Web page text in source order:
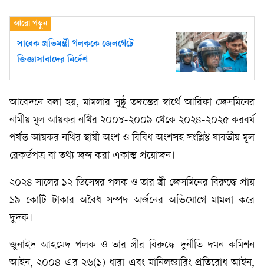
সাবেক প্রতিমন্ত্রী পলককে জেলগেটে
জিজ্ঞাসাবাদের নির্দেশ
আবেদনে বলা হয়, মামলার সুষ্ঠু তদন্তের স্বার্থে আরিফা জেসমিনের
নামীয় মূল আয়কর নথির ২০০৮-২০০৯ থেকে ২০২৪-২০২৫ করবর্ষ
পর্যন্ত আয়কর নথির স্থায়ী অংশ ও বিবিধ অংশসহ সংশ্লিষ্ট যাবতীয় মূল
রেকর্ডপত্র বা তথ্য জব্দ করা একান্ত প্রয়োজন।
২০২৪ সালের ১২ ডিসেম্বর পলক ও তার স্ত্রী জেসমিনের বিরুদ্ধে প্রায়
১৯ কোটি টাকার অবৈধ সম্পদ অর্জনের অভিযোগে মামলা করে
দুদক।
জুনাইদ আহমেদ পলক ও তার স্ত্রীর বিরুদ্ধে দুর্নীতি দমন কমিশন
আইন, ২০০৪-এর ২৬(১) ধারা এবং মানিলন্ডারিং প্রতিরোধ আইন,